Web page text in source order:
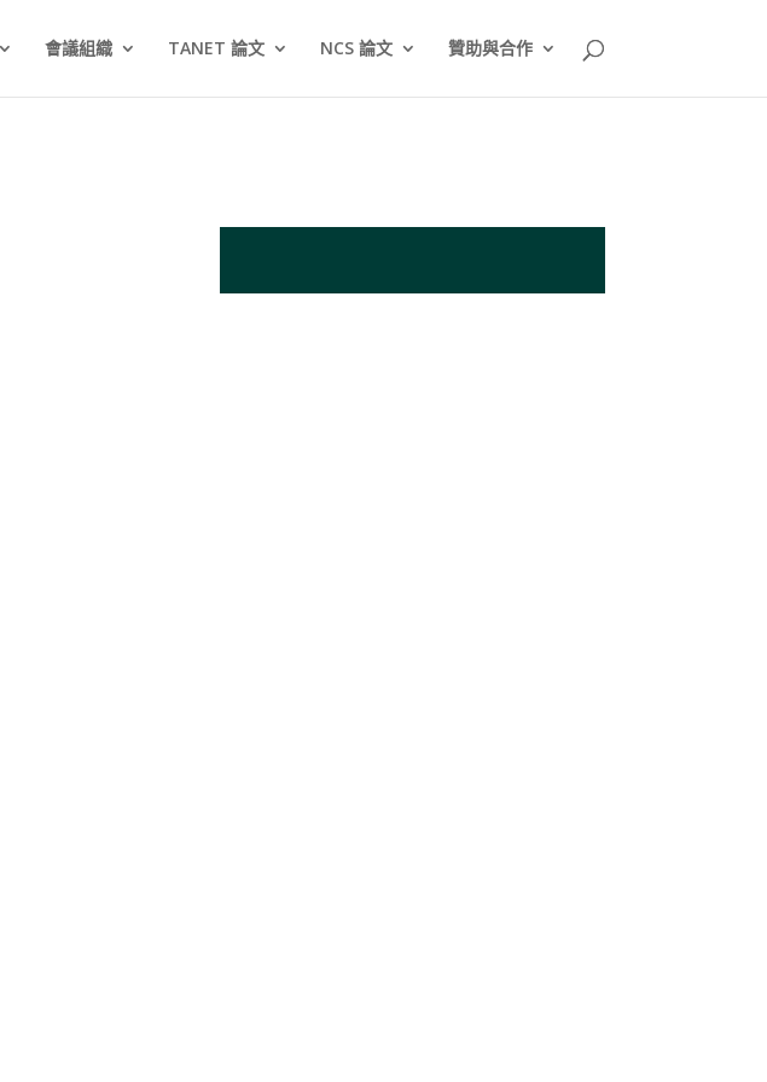
會議組織 TANET 論文 NCS 論文 贊助與合作